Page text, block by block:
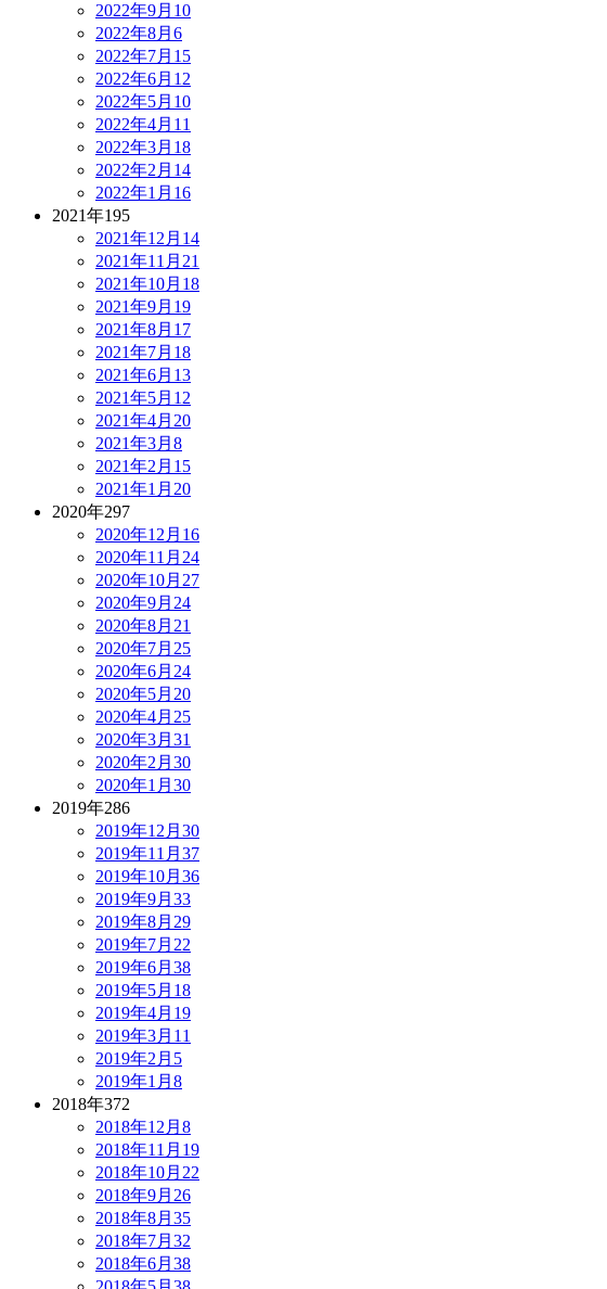
2022年9月 10
2022年8月 6
2022年7月 15
2022年6月 12
2022年5月 10
2022年4月 11
2022年3月 18
2022年2月 14
2022年1月 16
2021年195
2021年12月 14
2021年11月 21
2021年10月 18
2021年9月 19
2021年8月 17
2021年7月 18
2021年6月 13
2021年5月 12
2021年4月 20
2021年3月 8
2021年2月 15
2021年1月 20
2020年297
2020年12月 16
2020年11月 24
2020年10月 27
2020年9月 24
2020年8月 21
2020年7月 25
2020年6月 24
2020年5月 20
2020年4月 25
2020年3月 31
2020年2月 30
2020年1月 30
2019年286
2019年12月 30
2019年11月 37
2019年10月 36
2019年9月 33
2019年8月 29
2019年7月 22
2019年6月 38
2019年5月 18
2019年4月 19
2019年3月 11
2019年2月 5
2019年1月 8
2018年372
2018年12月 8
2018年11月 19
2018年10月 22
2018年9月 26
2018年8月 35
2018年7月 32
2018年6月 38